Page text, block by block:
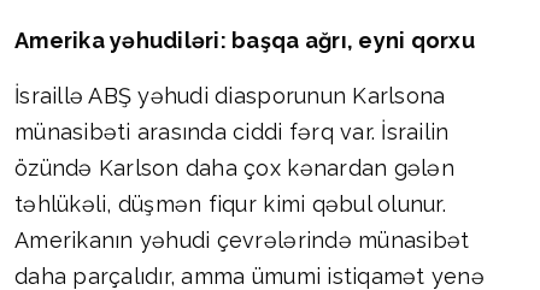
Amerika yəhudiləri: başqa ağrı, eyni qorxu
İsraillə ABŞ yəhudi diasporunun Karlsona
münasibəti arasında ciddi fərq var. İsrailin
özündə Karlson daha çox kənardan gələn
təhlükəli, düşmən fiqur kimi qəbul olunur.
Amerikanın yəhudi çevrələrində münasibət
daha parçalıdır, amma ümumi istiqamət yenə